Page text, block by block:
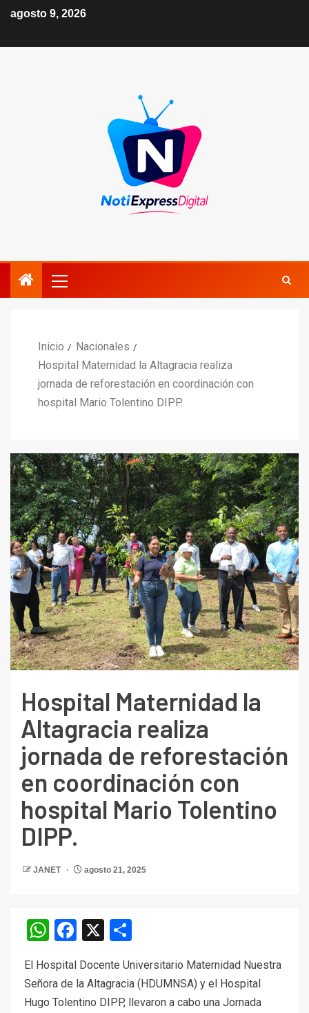
agosto 9, 2026
Inicio
Nacionales
Hospital Maternidad la Altagracia realiza
jornada de reforestación en coordinación con
hospital Mario Tolentino DIPP.
Hospital Maternidad la
Altagracia realiza
jornada de reforestación
en coordinación con
hospital Mario Tolentino
DIPP.
JANET agosto 21, 2025
WhatsApp
Facebook
X
El Hospital Docente Universitario Maternidad Nuestra
Señora de la Altagracia (HDUMNSA) y el Hospital
Hugo Tolentino DIPP, llevaron a cabo una Jornada